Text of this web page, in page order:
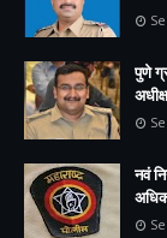
पुणे
नवं